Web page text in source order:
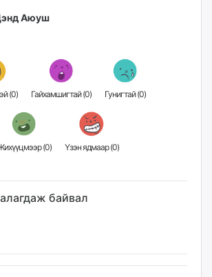
Аюуш
Хөгжилтэй (0) Гайхамшигтай (0) Гунигтай (0)
Жихүүцмээр (0) Үзэн ядмаар (0)
байвал